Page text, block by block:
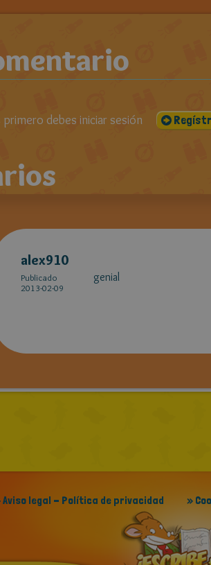
debes iniciar sesión
alex910
Publicado
2013-02-09
genial
Aviso legal - Política de privacidad »